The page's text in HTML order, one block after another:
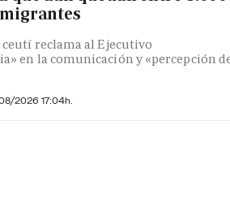
reclama al Ejecutivo
en la comunicación y «percepción
2026 17:04h.